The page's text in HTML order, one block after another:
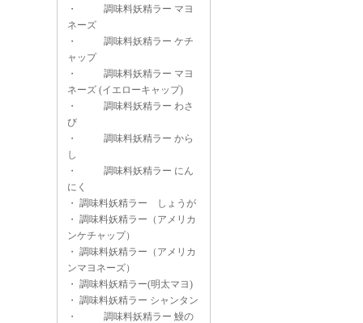
・
調味料妖精ラー マヨ
ネーズ
・
調味料妖精ラー ケチ
ャップ
・
調味料妖精ラー マヨ
ネーズ (イエローキャップ)
・
調味料妖精ラー わさ
び
・
調味料妖精ラー から
し
・
調味料妖精ラー にん
にく
・ 調味料妖精ラー しょうが
・ 調味料妖精ラー（アメリカ
ンケチャップ）
・ 調味料妖精ラー（アメリカ
ンマヨネーズ）
・ 調味料妖精ラー(明太マヨ)
・ 調味料妖精ラー シャンタン
・
調味料妖精ラー 鰻の